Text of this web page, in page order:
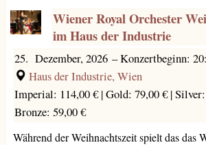
Wiener Royal Orchester
im Haus der Industrie
25. Dezember, 2026 –Konzertbeginn:
Haus der Industrie, Wien
Imperial: 114,00 € |Gold: 79,00 € |
Bronze: 59,00 €
Während der Weihnachtszeit spielt das das